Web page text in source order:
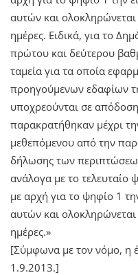
αυτών και
ημέρες. Ειδικά, για το
πρώτου και δεύτερου
ταμεία για τα οποία
προηγούμενων εδαφίων
υποχρεούνται σε
παρακρατήθηκαν μέχρι
μεθεπόμενου από την
δήλωσης των
ανάλογα με το
με αρχή για το ψηφίο 1
αυτών και
ημέρες.»
[Σύμφωνα με τον νόμο, η
1.9.2013.]